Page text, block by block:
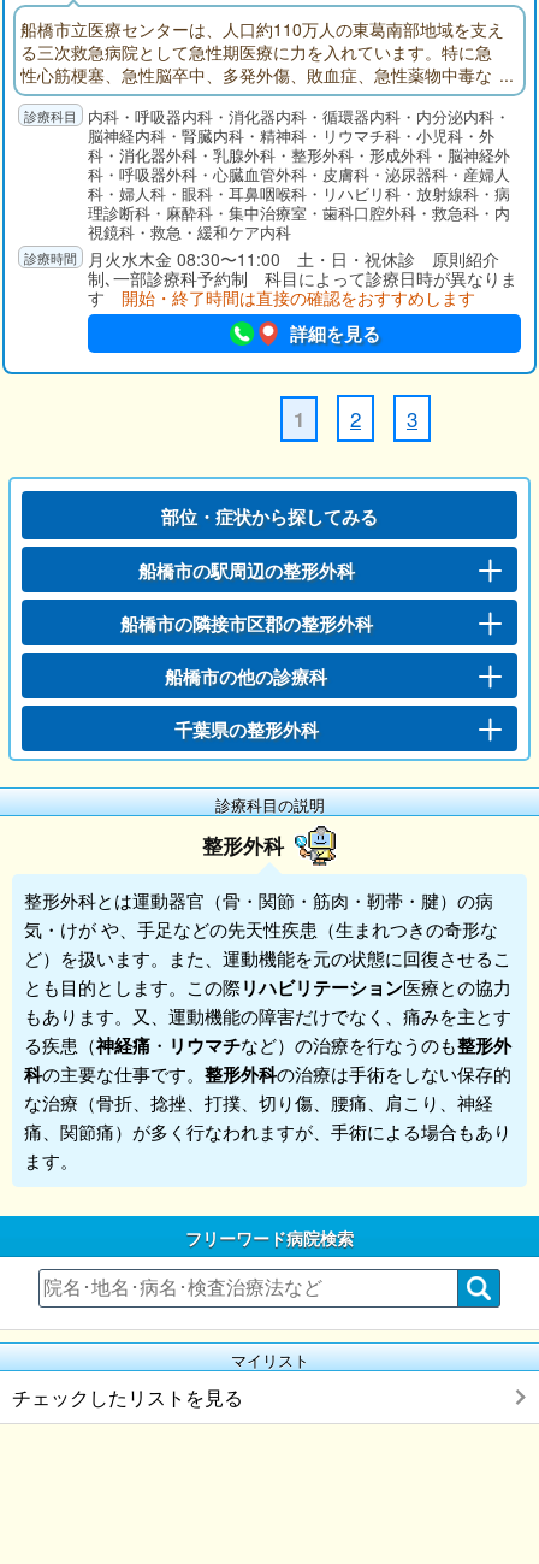
船橋市立医療センターは、人口約110万人の東葛南部地域を支え
る三次救急病院として急性期医療に力を入れています。特に急
性心筋梗塞、急性脳卒中、多発外傷、敗血症、急性薬物中毒な
ど超急性期治療が必要な疾患に対応し、その後の集中治療まで
の一貫した診療を提供しているのが特徴です。質が高く密度の
濃い医療サービス、さらには急性期リハビリ、回復期・療養型
病床、そして在宅療養に向けて患者さんが切れ目なく円滑に移
行できるよう取り組んでいます。
内科・呼吸器内科・消化器内科・循環器内科・内分泌内科・
脳神経内科・腎臓内科・精神科・リウマチ科・小児科・外
科・消化器外科・乳腺外科・整形外科・形成外科・脳神経外
科・呼吸器外科・心臓血管外科・皮膚科・泌尿器科・産婦人
科・婦人科・眼科・耳鼻咽喉科・リハビリ科・放射線科・病
理診断科・麻酔科・集中治療室・歯科口腔外科・救急科・内
視鏡科・救急・緩和ケア内科
月火水木金 08:30〜11:00 土・日・祝休診 原則紹介
制､一部診療科予約制 科目によって診療日時が異なりま
す 開始・終了時間は直接の確認をおすすめします
詳細を見る
1 2 3
部位・症状から探してみる
船橋市の駅周辺の整形外科
船橋市の隣接市区郡の整形外科
船橋市の他の診療科
千葉県の整形外科
診療科目の説明
整形外科
整形外科とは運動器官（骨・関節・筋肉・靭帯・腱）の病
気・けが や、手足などの先天性疾患（生まれつきの奇形な
ど）を扱います。また、運動機能を元の状態に回復させるこ
とも目的とします。この際リハビリテーション医療との協力
もあります。又、運動機能の障害だけでなく、痛みを主とす
る疾患（神経痛 ・ リウマチなど）の治療を行なうのも整形外
科の主要な仕事です。 整形外科の治療は手術をしない保存的
な治療（骨折、捻挫、打撲、切り傷、腰痛、肩こり、神経
痛、関節痛）が多く行なわれますが、手術による場合もあり
ます。
フリーワード病院検索
マイリスト
チェックしたリストを見る